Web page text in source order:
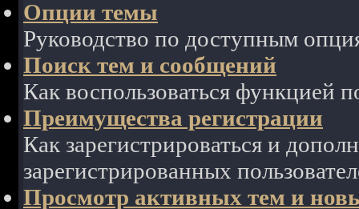
Опции темы
Руководство по доступным
Поиск тем и сообщений
Как воспользоваться функцией
Преимущества регистрации
Как зарегистрироваться и
зарегистрированных
Просмотр активных тем и